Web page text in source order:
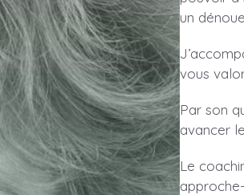
un
vous
Par son
avancer
Le